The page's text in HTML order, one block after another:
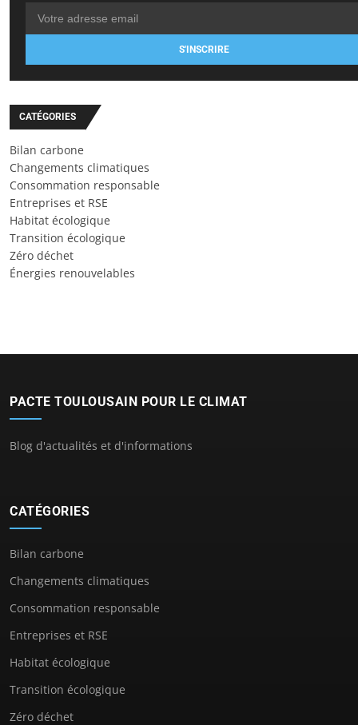
S'INSCRIRE
CATÉGORIES
Bilan carbone
Changements climatiques
Consommation responsable
Entreprises et RSE
Habitat écologique
Transition écologique
Zéro déchet
Énergies renouvelables
PACTE TOULOUSAIN POUR LE CLIMAT
Blog d'actualités et d'informations
CATÉGORIES
Bilan carbone
Changements climatiques
Consommation responsable
Entreprises et RSE
Habitat écologique
Transition écologique
Zéro déchet